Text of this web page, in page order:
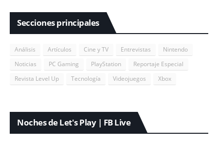
Secciones principales
Análisis Artículos Cine y TV Entrevistas
Nintendo
Noticias
PC Gaming PlayStation
Reportaje Especial
Revista Level Up
Tecnología Videojuegos Xbox
Noches de Let's Play | FB Live